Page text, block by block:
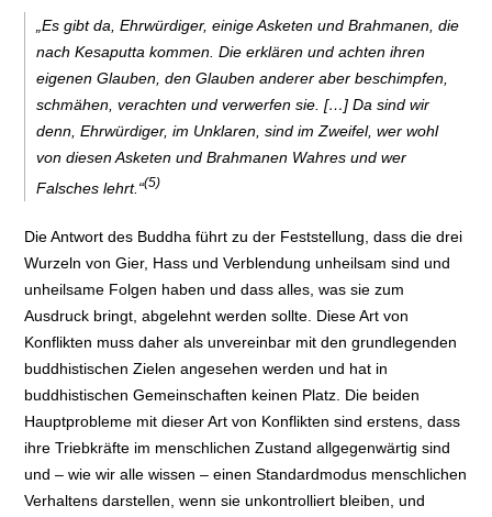
„Es gibt da, Ehrwürdiger, einige Asketen und Brahmanen, die
nach Kesaputta kommen. Die erklären und achten ihren
eigenen Glauben, den Glauben anderer aber beschimpfen,
schmähen, verachten und verwerfen sie. […] Da sind wir
denn, Ehrwürdiger, im Unklaren, sind im Zweifel, wer wohl
von diesen Asketen und Brahmanen Wahres und wer
Falsches lehrt.“(5)
Die Antwort des Buddha führt zu der Feststellung, dass die drei
Wurzeln von Gier, Hass und Verblendung unheilsam sind und
unheilsame Folgen haben und dass alles, was sie zum
Ausdruck bringt, abgelehnt werden sollte. Diese Art von
Konflikten muss daher als unvereinbar mit den grundlegenden
buddhistischen Zielen angesehen werden und hat in
buddhistischen Gemeinschaften keinen Platz. Die beiden
Hauptprobleme mit dieser Art von Konflikten sind erstens, dass
ihre Triebkräfte im menschlichen Zustand allgegenwärtig sind
und – wie wir alle wissen – einen Standardmodus menschlichen
Verhaltens darstellen, wenn sie unkontrolliert bleiben, und